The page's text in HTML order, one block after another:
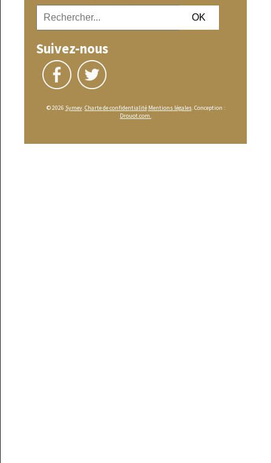
Suivez-nous
© 2026 Symev.Charte de confidentialité Mentions légales. Conception :
Drouot.com.